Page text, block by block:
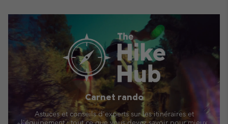
Carnet rando
Astuces et conseils d'experts sur les itinéraires et